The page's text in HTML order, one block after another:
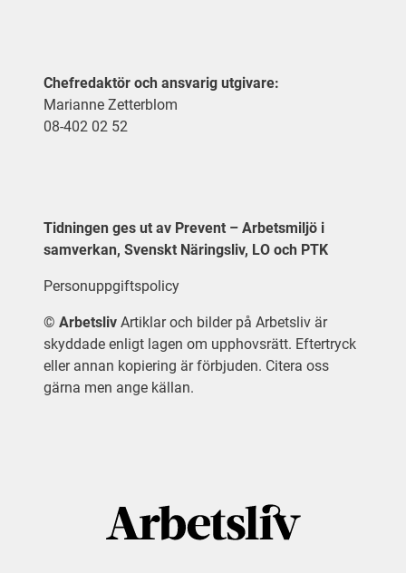
Chefredaktör och ansvarig utgivare:
Marianne Zetterblom
08-402 02 52
Tidningen ges ut av Prevent – Arbetsmiljö i
samverkan, Svenskt Näringsliv, LO och PTK
Personuppgiftspolicy
© Arbetsliv Artiklar och bilder på Arbetsliv är
skyddade enligt lagen om upphovsrätt. Eftertryck
eller annan kopiering är förbjuden. Citera oss
gärna men ange källan.